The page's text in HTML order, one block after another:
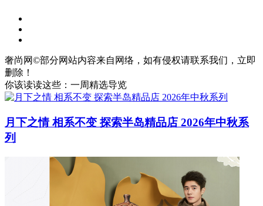
奢尚网©部分网站内容来自网络，如有侵权请联系我们，立即
删除！
你该读读这些：一周精选导览
月下之情 相系不变 探索半岛精品店 2026年中秋系
列